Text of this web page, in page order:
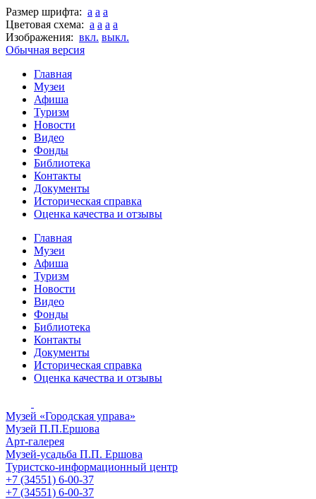
Размер шрифта: a a a
Цветовая схема: a a a a
Изображения: вкл. выкл.
Обычная версия
Главная
Музеи
Афиша
Туризм
Новости
Видео
Фонды
Библиотека
Контакты
Документы
Историческая справка
Оценка качества и отзывы
Главная
Музеи
Афиша
Туризм
Новости
Видео
Фонды
Библиотека
Контакты
Документы
Историческая справка
Оценка качества и отзывы
Музей «Городская управа»
Музей П.П.Ершова
Арт-галерея
Музей-усадьба П.П. Ершова
Туристско-информационный центр
+7 (34551) 6-00-37
+7 (34551) 6-00-37